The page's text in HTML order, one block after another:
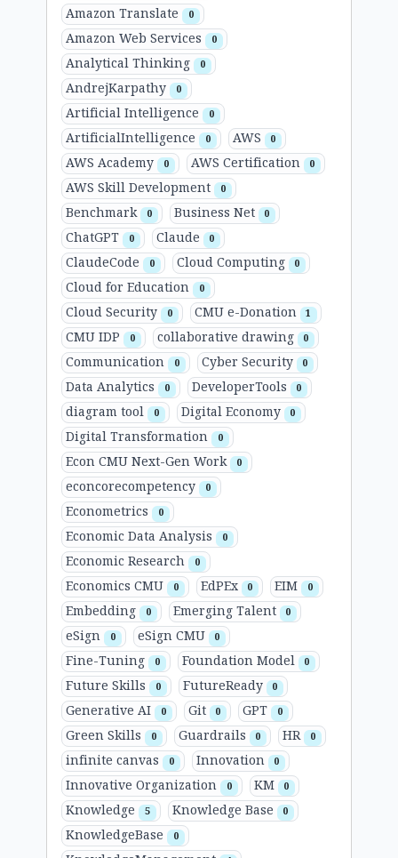
Amazon Translate 0
Amazon Web Services 0
Analytical Thinking 0
AndrejKarpathy 0
Artificial Intelligence 0
ArtificialIntelligence 0 AWS 0
AWS Academy 0 AWS Certification 0
AWS Skill Development 0
Benchmark 0 Business Net 0
ChatGPT 0 Claude 0
ClaudeCode 0 Cloud Computing 0
Cloud for Education 0
Cloud Security 0 CMU e-Donation 1
CMU IDP 0 collaborative drawing 0
Communication 0 Cyber Security 0
Data Analytics 0 DeveloperTools 0
diagram tool 0 Digital Economy 0
Digital Transformation 0
Econ CMU Next-Gen Work 0
econcorecompetency 0
Econometrics 0
Economic Data Analysis 0
Economic Research 0
Economics CMU 0 EdPEx 0 EIM 0
Embedding 0 Emerging Talent 0
eSign 0 eSign CMU 0
Fine-Tuning 0 Foundation Model 0
Future Skills 0 FutureReady 0
Generative AI 0 Git 0 GPT 0
Green Skills 0 Guardrails 0 HR 0
infinite canvas 0 Innovation 0
Innovative Organization 0 KM 0
Knowledge 5 Knowledge Base 0
KnowledgeBase 0